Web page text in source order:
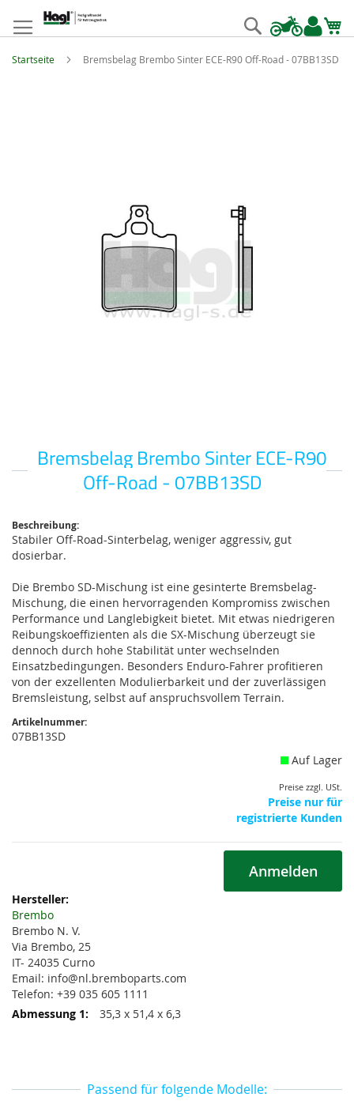
springen
Suche
Startseite Bremsbelag Brembo Sinter ECE-R90 Off-Road - 07BB13SD
Bremsbelag Brembo Sinter ECE-R90
Off-Road - 07BB13SD
Anfang
Beschreibung:
Stabiler Off-Road-Sinterbelag, weniger aggressiv, gut
dosierbar.
Die Brembo SD-Mischung ist eine gesinterte Bremsbelag-
Mischung, die einen hervorragenden Kompromiss zwischen
Performance und Langlebigkeit bietet. Mit etwas niedrigeren
Reibungskoeffizienten als die SX-Mischung überzeugt sie
dennoch durch hohe Stabilität unter wechselnden
Einsatzbedingungen. Besonders Enduro-Fahrer profitieren
von der exzellenten Modulierbarkeit und der zuverlässigen
Bremsleistung, selbst auf anspruchsvollem Terrain.
Artikelnummer:
07BB13SD
Auf Lager
Preise zzgl. USt.
Preise nur für
registrierte Kunden
Anmelden
Weitere
Informationen
Brembo
Brembo N. V.
Via Brembo, 25
IT- 24035 Curno
Email: info@nl.bremboparts.com
Telefon: +39 035 605 1111
35,3 x 51,4 x 6,3
Passend für folgende Modelle: